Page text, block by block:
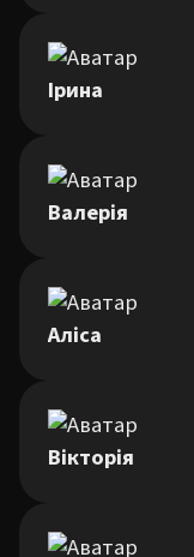
Ірина
Валерія
Аліса
Вікторія